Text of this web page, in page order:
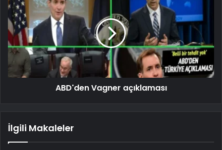
ABD'den Vagner açıklaması
İlgili Makaleler